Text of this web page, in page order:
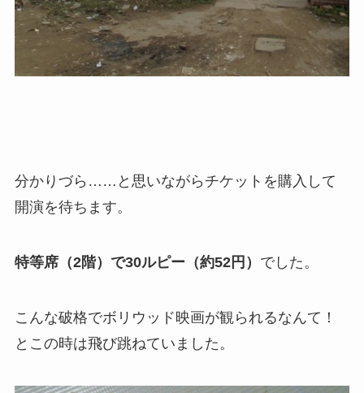
分かりづら……と思いながらチケットを購入して
開演を待ちます。
特等席（2階）で30ルピー（約52円） でした。
こんな破格でボリウッド映画が観られるなんて！
とこの時は飛び跳ねていました。